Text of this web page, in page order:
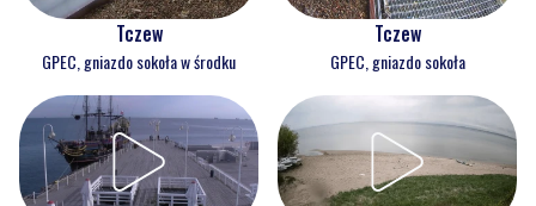
Tczew
GPEC, gniazdo sokoła w środku
Tczew
GPEC, gniazdo sokoła